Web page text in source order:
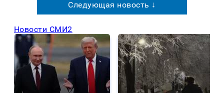
Следующая новость ↓
Новости СМИ2